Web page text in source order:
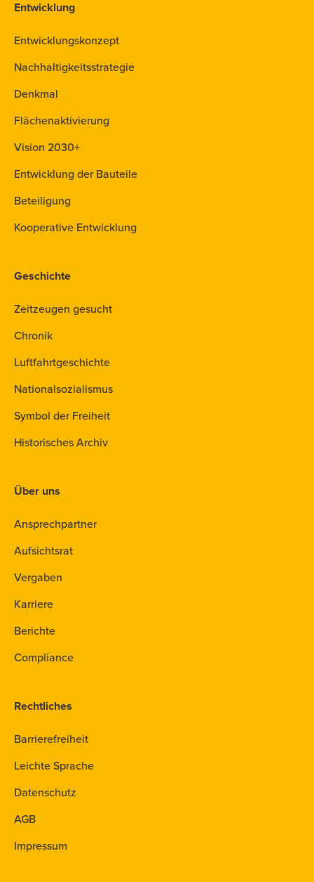
Entwicklung
Entwicklungskonzept
Nachhaltigkeitsstrategie
Denkmal
Flächenaktivierung
Vision 2030+
Entwicklung der Bauteile
Beteiligung
Kooperative Entwicklung
Geschichte
Zeitzeugen gesucht
Chronik
Luftfahrtgeschichte
Nationalsozialismus
Symbol der Freiheit
Historisches Archiv
Über uns
Ansprechpartner
Aufsichtsrat
Vergaben
Karriere
Berichte
Compliance
Rechtliches
Barrierefreiheit
Leichte Sprache
Datenschutz
AGB
Impressum